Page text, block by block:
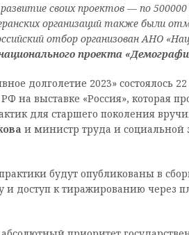
своих проектов —по 500000
организаций также были
отбор организован АНО
проекта
долголетие 2023» состоялось
на выставке «Россия», которая
для старшего поколения
и министр труда и
будут опубликованы в
и доступ к тиражированию через